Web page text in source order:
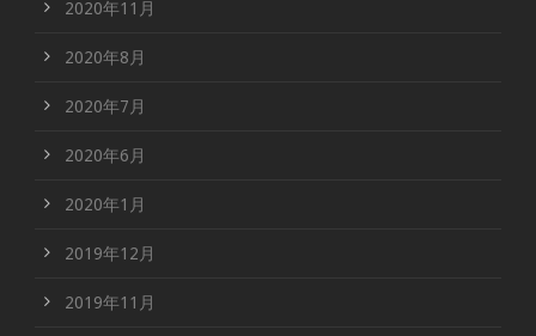
2020年11月
2020年8月
2020年7月
2020年6月
2020年1月
2019年12月
2019年11月